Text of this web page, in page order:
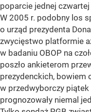
poparcie jednej
W 2005 r. podobny los
o urząd prezydenta
zwycięstwo platformie
w badaniu OBOP na
poszło ankieterom
prezydenckich, bowiem
w przedwyborczy
prognozowały niemal